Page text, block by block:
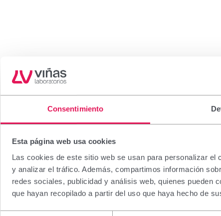
Consentimiento
Esta página web usa cookies
Las cookies de este sitio web se usan para personalizar
y analizar el tráfico. Además, compartimos información
redes sociales, publicidad y análisis web, quienes pueden
que hayan recopilado a partir del uso que haya hecho de
Farmacéutica.
De la publicación de la información no se deriva una habilitación
tratamiento adicional de los datos de los profesionales, tales
asociados.